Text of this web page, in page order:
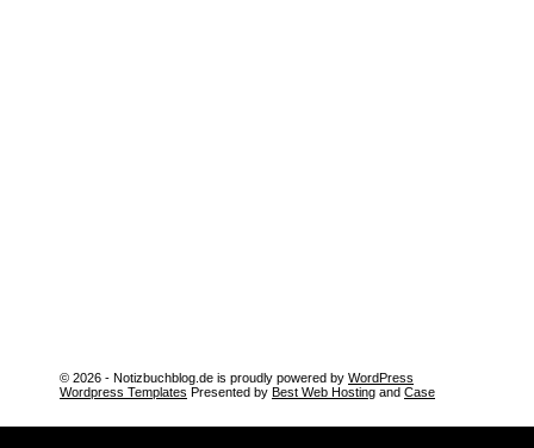
© 2026 - Notizbuchblog.de is proudly powered by WordPress
Wordpress Templates Presented by Best Web Hosting and Case